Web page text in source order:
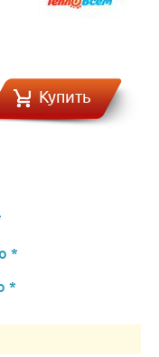
Купить
*
*